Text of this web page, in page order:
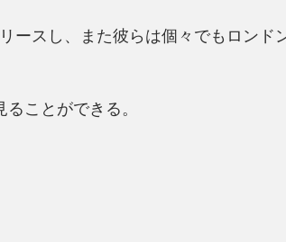
ースし、また彼らは個々でもロンド
ことができる。